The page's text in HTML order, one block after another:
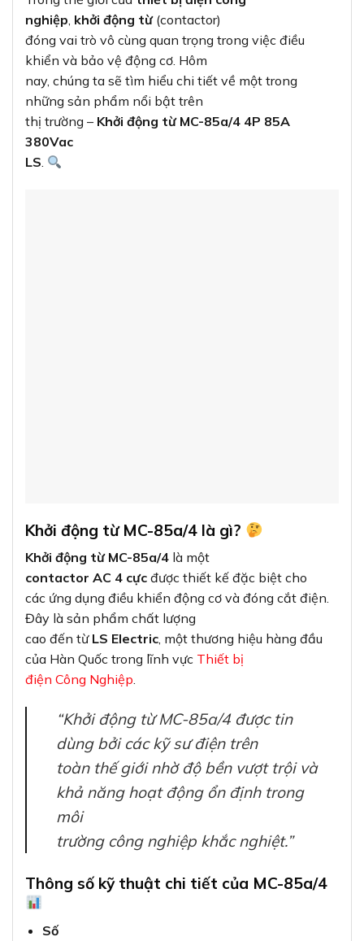
nghiệp, khởi động từ(contactor)
đóng vai trò vô cùng quan trọng trong việc điều
khiển và bảo vệ động cơ. Hôm
nay, chúng ta sẽ tìm hiểu chi tiết về một trong
những sản phẩm nổi bật trên
thị trường – Khởi động từ MC-85a/4 4P 85A
380Vac
LS.
Khởi động từ MC-85a/4 là gì?
Khởi động từ MC-85a/4 là một
contactor AC 4 cực được thiết kế đặc biệt cho
các ứng dụng điều khiển động cơ và đóng cắt điện.
Đây là sản phẩm chất lượng
cao đến từ LS Electric, một thương hiệu hàng đầu
của Hàn Quốc trong lĩnh vực Thiết bị
điện Công Nghiệp.
“Khởi động từ MC-85a/4 được tin
dùng bởi các kỹ sư điện trên
toàn thế giới nhờ độ bền vượt trội và
khả năng hoạt động ổn định trong
môi
trường công nghiệp khắc nghiệt.”
Thông số kỹ thuật chi tiết của MC-85a/4
Số